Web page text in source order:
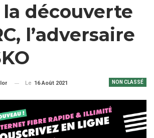
la découverte
l’adversaire
NON CLASSÉ
Le 16 Août 2021